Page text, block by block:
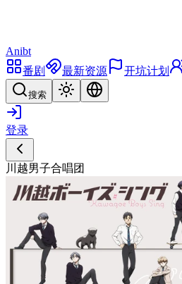
Anibt
番剧
最新资源 开坑计划
搜索
登录
川越男子合唱团